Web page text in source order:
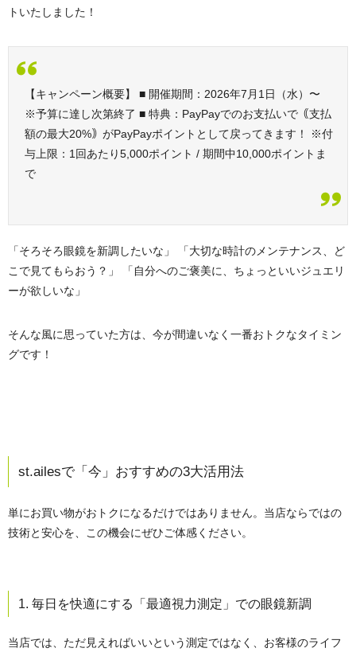
トいたしました！
【キャンペーン概要】
■ 開催期間：2026年7月1日（水）〜
※予算に達し次第終了 ■ 特典：PayPayでのお支払いで｟支払
額の最大20%｠がPayPayポイントとして戻ってきます！ ※付
与上限：1回あたり5,000ポイント / 期間中10,000ポイントま
で
「そろそろ眼鏡を新調したいな」 「大切な時計のメンテナンス、ど
こで見てもらおう？」 「自分へのご褒美に、ちょっといいジュエリ
ーが欲しいな」
そんな風に思っていた方は、今が間違いなく一番おトクなタイミン
グです！
st.ailesで「今」おすすめの3大活用法
単にお買い物がおトクになるだけではありません。当店ならではの
技術と安心を、この機会にぜひご体感ください。
1. 毎日を快適にする「最適視力測定」での眼鏡新調
当店では、ただ見えればいいという測定ではなく、お客様のライフ